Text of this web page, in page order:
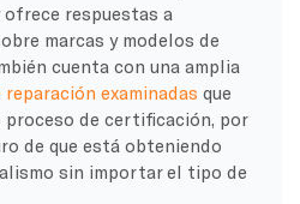
respuestas a
marcas y modelos de
cuenta con una amplia
examinadas que
proceso de certificación, por
de que está obteniendo
sin importar el tipo de